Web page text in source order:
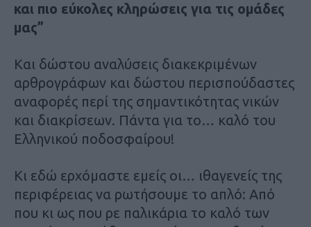
και πιο εύκολες κληρώσεις για τις ομάδες
μας”
Και δώστου αναλύσεις διακεκριμένων
αρθρογράφων και δώστου περισπούδαστες
αναφορές περί της σημαντικότητας νικών
και διακρίσεων. Πάντα για το… καλό του
Ελληνικού ποδοσφαίρου!
Κι εδώ ερχόμαστε εμείς οι… ιθαγενείς της
περιφέρειας να ρωτήσουμε το απλό: Από
που κι ως που ρε παλικάρια το καλό των